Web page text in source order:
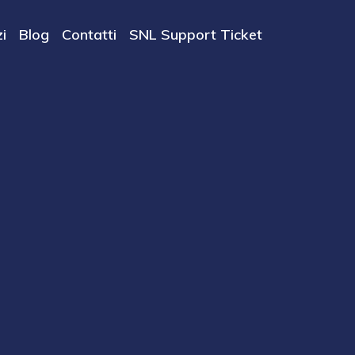
Blog Contatti SNL Support Ticket